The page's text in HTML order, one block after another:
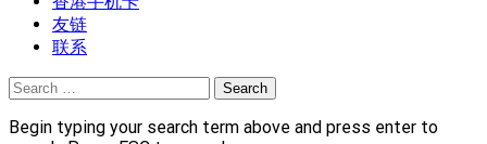
友链
联系
Search
for:
Begin typing your search term above and press enter to